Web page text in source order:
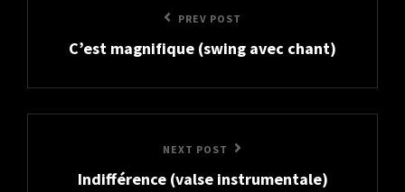
navigation
Post
PREV POST
C’est magnifique (swing avec chant)
Post
NEXT POST
Indifférence (valse instrumentale)